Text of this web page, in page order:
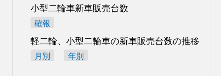
小型二輪車新車販売台数
確報
軽二輪、小型二輪車の新車販売台数の推移
月別 年別